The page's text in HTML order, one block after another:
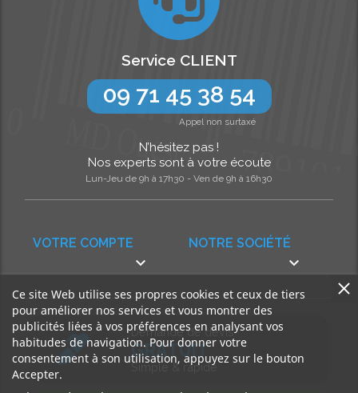
NOTRE SOCIÉTÉ

VOTRE COMPTE

Service CLIENT
09 71 45 38 54
Appel non surtaxé
N’hésitez pas !
Nos experts sont à votre écoute
Lun-Jeu de 9h à 17h30 - Ven de 9h à 16h30
Demande de devis
GRATUIT
Simple & rapide
Ce site Web utilise ses propres cookies et ceux de tiers
pour améliorer nos services et vous montrer des
publicités liées à vos préférences en analysant vos
habitudes de navigation. Pour donner votre
consentement à son utilisation, appuyez sur le bouton
Accepter.